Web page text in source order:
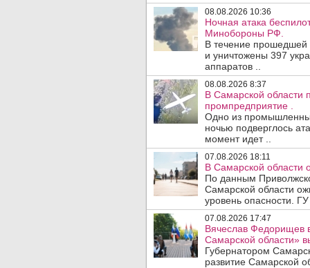
08.08.2026 10:36
Ночная атака
Минобороны РФ.
В течение
и уничтожены 397
аппаратов ..
08.08.2026 8:37
В Самарской области
промпредприятие .
Одно из
ночью подверглось
момент идет ..
07.08.2026 18:11
В Самарской области
По данным
Самарской области
уровень опасности.
07.08.2026 17:47
Вячеслав Федорищев
Самарской области»
Губернатором
развитие Самарской